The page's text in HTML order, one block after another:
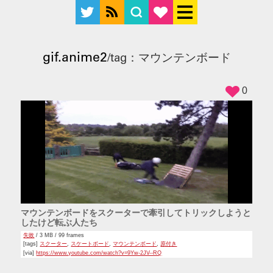
gif.anime2/tag：マウンテンボード
マウンテンボードをスクーターで牽引してトリックしようと
したけど転ぶ人たち
失敗 / 3 MB / 99 frames
[tags] スクーター, スケートボード,マウンテンボード, 原付き
[via] https://www.youtube.com/watch?v=9Yw-2JV--RQ
0